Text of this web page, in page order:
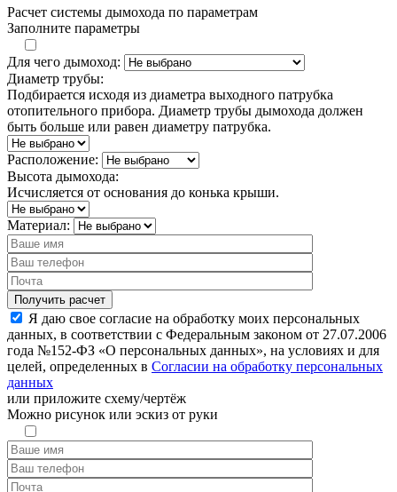
Расчет системы дымохода по параметрам
Заполните параметры
Для чего дымоход:
Диаметр трубы:
Подбирается исходя из диаметра выходного патрубка
отопительного прибора. Диаметр трубы дымохода должен
быть больше или равен диаметру патрубка.
Расположение:
Высота дымохода:
Исчисляется от основания до конька крыши.
Материал:
Я даю свое согласие на обработку моих персональных
данных, в соответствии с Федеральным законом от 27.07.2006
года №152-ФЗ «О персональных данных», на условиях и для
целей, определенных в Согласии на обработку персональных
данных
или приложите схему/чертёж
Можно рисунок или эскиз от руки